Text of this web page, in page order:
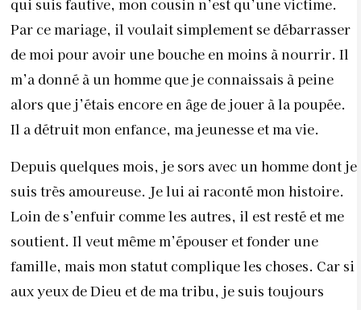
qui suis fautive, mon cousin n’est qu’une victime.
Par ce mariage, il voulait simplement se débarrasser
de moi pour avoir une bouche en moins à nourrir. Il
m’a donné à un homme que je connaissais à peine
alors que j’étais encore en âge de jouer à la poupée.
Il a détruit mon enfance, ma jeunesse et ma vie.
Depuis quelques mois, je sors avec un homme dont je
suis très amoureuse. Je lui ai raconté mon histoire.
Loin de s’enfuir comme les autres, il est resté et me
soutient. Il veut même m’épouser et fonder une
famille, mais mon statut complique les choses. Car si
aux yeux de Dieu et de ma tribu, je suis toujours